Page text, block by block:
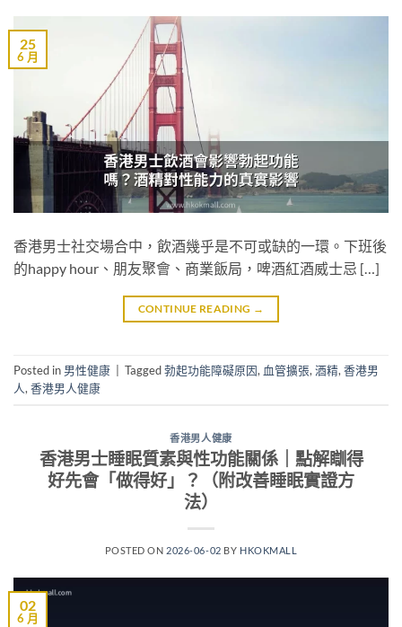
25
6 月
香港男士社交場合中，飲酒幾乎是不可或缺的一環。下班後
的happy hour、朋友聚會、商業飯局，啤酒紅酒威士忌 […]
CONTINUE READING →
Posted in 男性健康 Tagged勃起功能障礙原因, 血管擴張,酒精,香港男
人,香港男人健康
香港男人健康
香港男士睡眠質素與性功能關係｜點解瞓得
好先會「做得好」？（附改善睡眠實證方
法）
POSTED ON 2026-06-02 BY HKOKMALL
02
6 月